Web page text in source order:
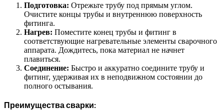
Подготовка: Отрежьте трубу под прямым углом.
Очистите концы трубы и внутреннюю поверхность
фитинга.
Нагрев: Поместите конец трубы и фитинг в
соответствующие нагревательные элементы сварочного
аппарата. Дождитесь, пока материал не начнет
плавиться.
Соединение: Быстро и аккуратно соедините трубу и
фитинг, удерживая их в неподвижном состоянии до
полного остывания.
Преимущества сварки: